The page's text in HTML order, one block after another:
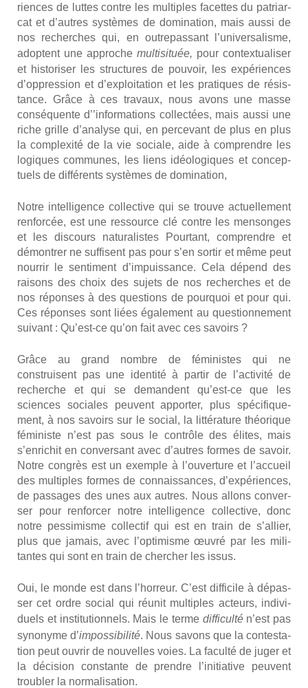
riences de luttes contre les mul­tiples facettes du patriar­
cat et d’autres sys­tèmes de domi­na­tion, mais aus­si de
nos recherches qui, en outre­pas­sant l’universalisme,
adoptent une approche mul­ti­si­tuée, pour contex­tua­li­ser
et his­to­ri­ser les struc­tures de pou­voir, les expé­riences
d’oppression et d’exploitation et les pra­tiques de résis­
tance. Grâce à ces tra­vaux, nous avons une masse
consé­quente d’’informations col­lec­tées, mais aus­si une
riche grille d’analyse qui, en per­ce­vant de plus en plus
la com­plexi­té de la vie sociale, aide à com­prendre les
logiques com­munes, les liens idéo­lo­giques et concep­
tuels de dif­fé­rents sys­tèmes de domi­na­tion,
Notre intel­li­gence col­lec­tive qui se trouve actuel­le­ment
ren­for­cée, est une res­source clé contre les men­songes
et les dis­cours natu­ra­listes Pour­tant, com­prendre et
démon­trer ne suf­fisent pas pour s’en sor­tir et même peut
nour­rir le sen­ti­ment d’impuissance. Cela dépend des
rai­sons des choix des sujets de nos recherches et de
nos réponses à des ques­tions de pour­quoi et pour qui.
Ces réponses sont liées éga­le­ment au ques­tion­ne­ment
sui­vant : Qu’est-ce qu’on fait avec ces savoirs ?
Grâce au grand nombre de fémi­nistes qui ne
construisent pas une iden­ti­té à par­tir de l’activité de
recherche et qui se demandent qu’est-ce que les
sciences sociales peuvent appor­ter, plus spé­ci­fi­que­
ment, à nos savoirs sur le social, la lit­té­ra­ture théo­rique
fémi­niste n’est pas sous le contrôle des élites, mais
s’enrichit en conver­sant avec d’autres formes de savoir.
Notre congrès est un exemple à l’ouverture et l’accueil
des mul­tiples formes de connais­sances, d’expériences,
de pas­sages des unes aux autres. Nous allons conver­
ser pour ren­for­cer notre intel­li­gence col­lec­tive, donc
notre pes­si­misme col­lec­tif qui est en train de s’allier,
plus que jamais, avec l’optimisme œuvré par les mili­
tantes qui sont en train de cher­cher les issus.
Oui, le monde est dans l’horreur. C’est dif­fi­cile à dépas­
ser cet ordre social qui réunit mul­tiples acteurs, indi­vi­
duels et ins­ti­tu­tion­nels. Mais le terme dif­fi­cul­tén’est pas
syno­nyme d’impos­si­bi­li­té. Nous savons que la contes­ta­
tion peut ouvrir de nou­velles voies. La facul­té de juger et
la déci­sion constante de prendre l’initiative peuvent
trou­bler la nor­ma­li­sa­tion.